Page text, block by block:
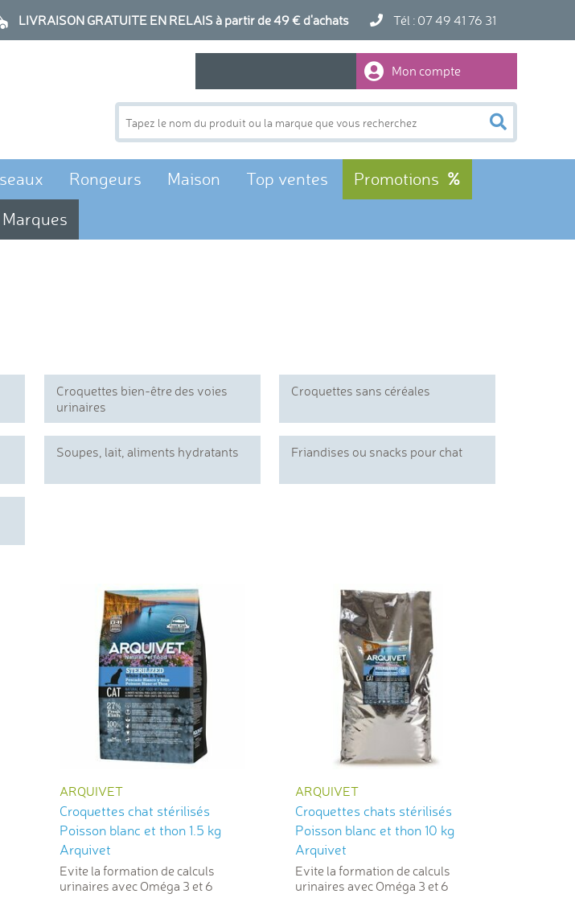
LIVRAISON GRATUITE EN RELAIS à partir de 49 € d'achats Tél : 07 49 41 76 31
Mon compte
Rongeurs Maison Top ventes
Promotions
Marques
Croquettes bien-être des voies
urinaires
Croquettes sans céréales
Soupes, lait, aliments hydratants Friandises ou snacks pour chat
ARQUIVET
Croquettes chat stérilisés
Poisson blanc et thon 1.5 kg
Arquivet
Evite la formation de calculs
urinaires avec Oméga 3 et 6
ARQUIVET
Croquettes chats stérilisés
Poisson blanc et thon 10 kg
Arquivet
Evite la formation de calculs
urinaires avec Oméga 3 et 6